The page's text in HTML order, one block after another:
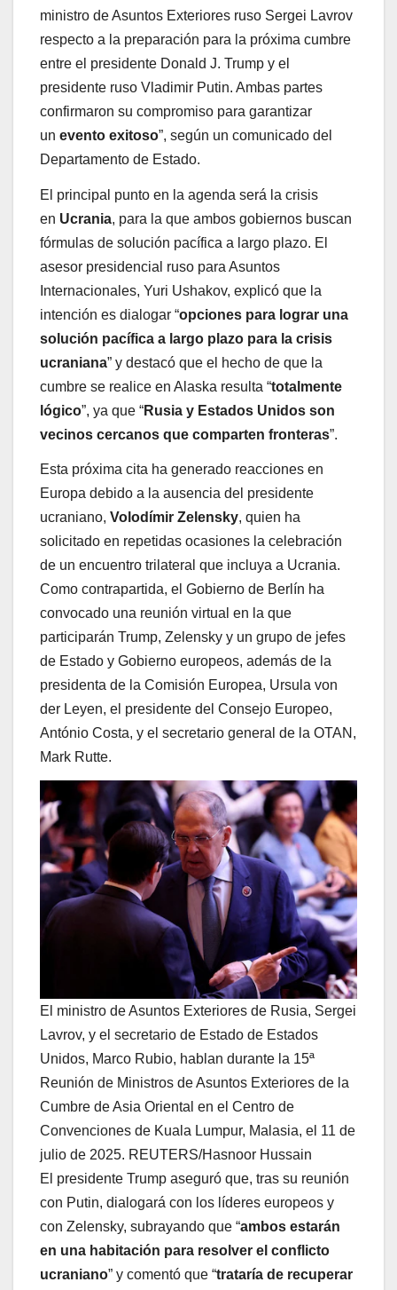
ministro de Asuntos Exteriores ruso Sergei Lavrov
respecto a la preparación para la próxima cumbre
entre el presidente Donald J. Trump y el
presidente ruso Vladimir Putin. Ambas partes
confirmaron su compromiso para garantizar
un evento exitoso”, según un comunicado del
Departamento de Estado.
El principal punto en la agenda será la crisis
en Ucrania, para la que ambos gobiernos buscan
fórmulas de solución pacífica a largo plazo. El
asesor presidencial ruso para Asuntos
Internacionales, Yuri Ushakov, explicó que la
intención es dialogar “opciones para lograr una
solución pacífica a largo plazo para la crisis
ucraniana” y destacó que el hecho de que la
cumbre se realice en Alaska resulta “totalmente
lógico”, ya que “Rusia y Estados Unidos son
vecinos cercanos que comparten fronteras”.
Esta próxima cita ha generado reacciones en
Europa debido a la ausencia del presidente
ucraniano, Volodímir Zelensky, quien ha
solicitado en repetidas ocasiones la celebración
de un encuentro trilateral que incluya a Ucrania.
Como contrapartida, el Gobierno de Berlín ha
convocado una reunión virtual en la que
participarán Trump, Zelensky y un grupo de jefes
de Estado y Gobierno europeos, además de la
presidenta de la Comisión Europea, Ursula von
der Leyen, el presidente del Consejo Europeo,
António Costa, y el secretario general de la OTAN,
Mark Rutte.
El ministro de Asuntos Exteriores de Rusia, Sergei
Lavrov, y el secretario de Estado de Estados
Unidos, Marco Rubio, hablan durante la 15ª
Reunión de Ministros de Asuntos Exteriores de la
Cumbre de Asia Oriental en el Centro de
Convenciones de Kuala Lumpur, Malasia, el 11 de
julio de 2025. REUTERS/Hasnoor Hussain
El presidente Trump aseguró que, tras su reunión
con Putin, dialogará con los líderes europeos y
con Zelensky, subrayando que “ambos estarán
en una habitación para resolver el conflicto
ucraniano” y comentó que “trataría de recuperar